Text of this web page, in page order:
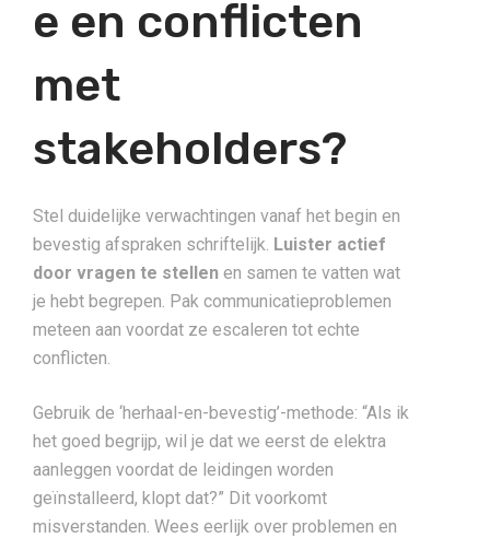
e en conflicten
met
stakeholders?
Stel duidelijke verwachtingen vanaf het begin en
bevestig afspraken schriftelijk. Luister actief
door vragen te stellen en samen te vatten wat
je hebt begrepen. Pak communicatieproblemen
meteen aan voordat ze escaleren tot echte
conflicten.
Gebruik de ‘herhaal-en-bevestig’-methode: “Als ik
het goed begrijp, wil je dat we eerst de elektra
aanleggen voordat de leidingen worden
geïnstalleerd, klopt dat?” Dit voorkomt
misverstanden. Wees eerlijk over problemen en